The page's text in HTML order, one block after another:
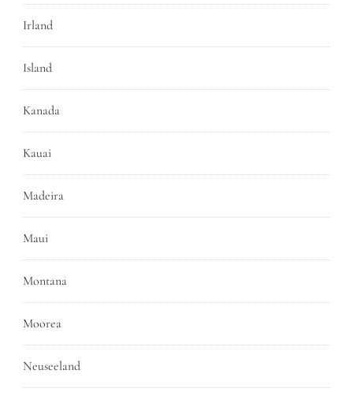
Irland
Island
Kanada
Kauai
Madeira
Maui
Montana
Moorea
Neuseeland